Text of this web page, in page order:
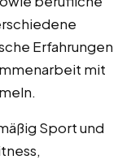
Erfahrungen
mit
Sport und